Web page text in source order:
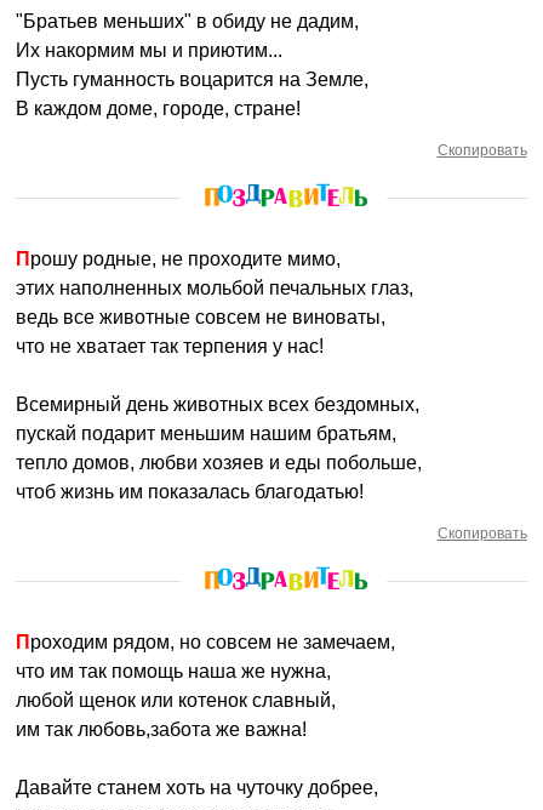
"Братьев меньших" в обиду не дадим,
Их накормим мы и приютим...
Пусть гуманность воцарится на Земле,
В каждом доме, городе, стране!
Скопировать
Прошу родные, не проходите мимо,
этих наполненных мольбой печальных глаз,
ведь все животные совсем не виноваты,
что не хватает так терпения у нас!
Всемирный день животных всех бездомных,
пускай подарит меньшим нашим братьям,
тепло домов, любви хозяев и еды побольше,
чтоб жизнь им показалась благодатью!
Скопировать
Проходим рядом, но совсем не замечаем,
что им так помощь наша же нужна,
любой щенок или котенок славный,
им так любовь,забота же важна!
Давайте станем хоть на чуточку добрее,